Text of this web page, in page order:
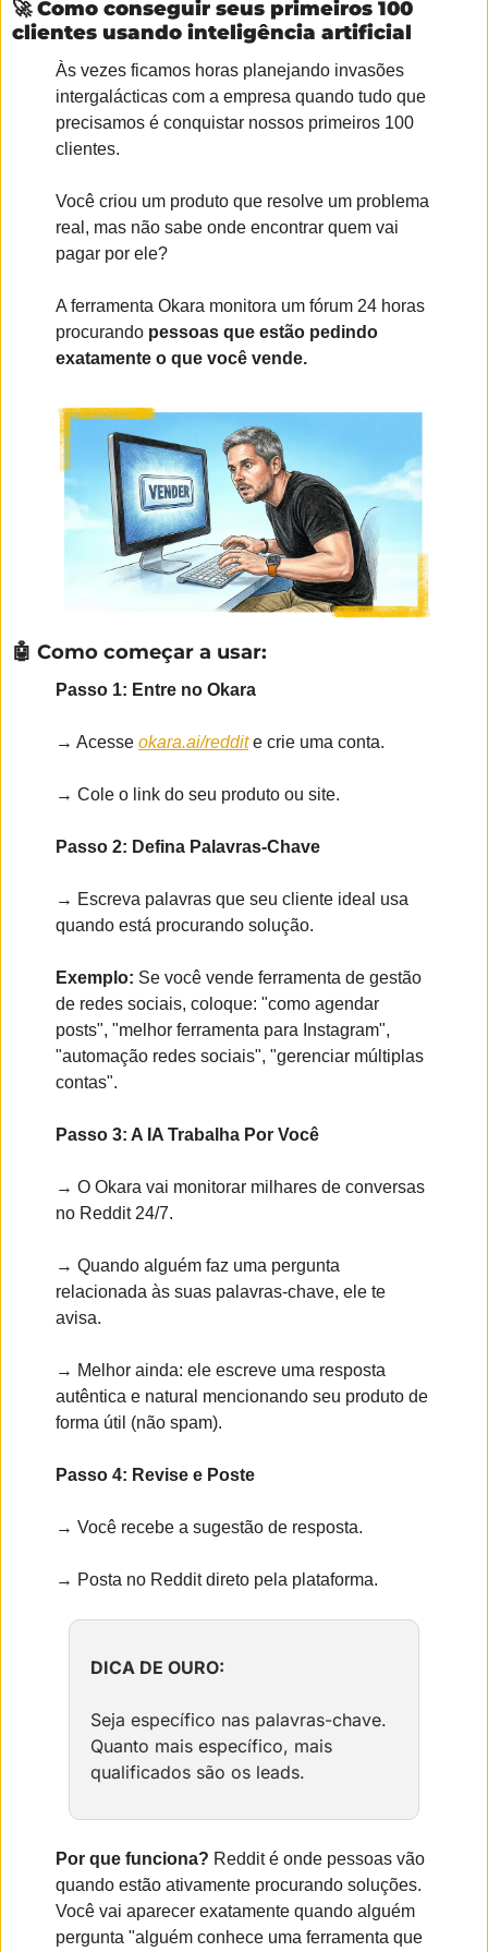
🚀 Como conseguir seus primeiros 100
clientes usando inteligência artificial
Às vezes ficamos horas planejando invasões
intergalácticas com a empresa quando tudo que
precisamos é conquistar nossos primeiros 100
clientes.
Você criou um produto que resolve um problema
real, mas não sabe onde encontrar quem vai
pagar por ele?
A ferramenta Okara monitora um fórum 24 horas
procurando pessoas que estão pedindo
exatamente o que você vende.
🤖 Como começar a usar:
Passo 1: Entre no Okara
→ Acesse okara.ai/reddit e crie uma conta.
→ Cole o link do seu produto ou site.
Passo 2: Defina Palavras-Chave
→ Escreva palavras que seu cliente ideal usa
quando está procurando solução.
Exemplo: Se você vende ferramenta de gestão
de redes sociais, coloque: "como agendar
posts", "melhor ferramenta para Instagram",
"automação redes sociais", "gerenciar múltiplas
contas".
Passo 3: A IA Trabalha Por Você
→ O Okara vai monitorar milhares de conversas
no Reddit 24/7.
→ Quando alguém faz uma pergunta
relacionada às suas palavras-chave, ele te
avisa.
→ Melhor ainda: ele escreve uma resposta
autêntica e natural mencionando seu produto de
forma útil (não spam).
Passo 4: Revise e Poste
→ Você recebe a sugestão de resposta.
→ Posta no Reddit direto pela plataforma.
DICA DE OURO:
Seja específico nas palavras-chave.
Quanto mais específico, mais
qualificados são os leads.
Por que funciona? Reddit é onde pessoas vão
quando estão ativamente procurando soluções.
Você vai aparecer exatamente quando alguém
pergunta "alguém conhece uma ferramenta que